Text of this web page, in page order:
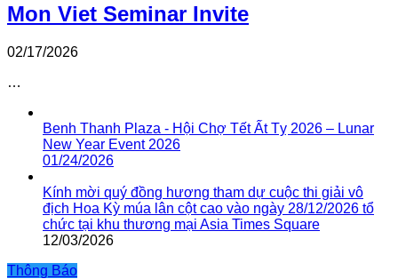
Mon Viet Seminar Invite
02/17/2026
…
Benh Thanh Plaza - Hội Chợ Tết Ất Tỵ 2026 – Lunar
New Year Event 2026
01/24/2026
Kính mời quý đồng hương tham dự cuộc thi giải vô
địch Hoa Kỳ múa lân cột cao vào ngày 28/12/2026 tổ
chức tại khu thương mại Asia Times Square
12/03/2026
Thông Báo